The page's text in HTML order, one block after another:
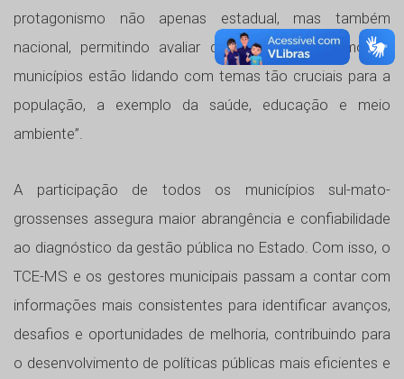
protagonismo não apenas estadual, mas também
nacional, permitindo avaliar detalhadamente como os
municípios estão lidando com temas tão cruciais para a
população, a exemplo da saúde, educação e meio
ambiente”.
A participação de todos os municípios sul-mato-
grossenses assegura maior abrangência e confiabilidade
ao diagnóstico da gestão pública no Estado. Com isso, o
TCE-MS e os gestores municipais passam a contar com
informações mais consistentes para identificar avanços,
desafios e oportunidades de melhoria, contribuindo para
o desenvolvimento de políticas públicas mais eficientes e